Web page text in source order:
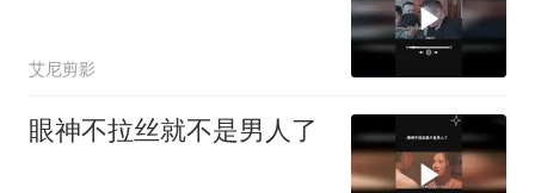
艾尼剪影
眼神不拉丝就不是男人了